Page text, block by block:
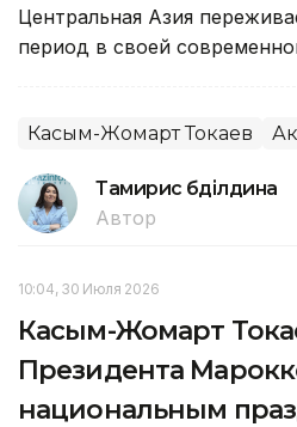
Центральная Азия
период в своей
Касым-Жомарт Токаев
Тамирис Әбділдина
Автор
10:04, 30 Июля 2026
Касым-Жомарт
Президента
национальным